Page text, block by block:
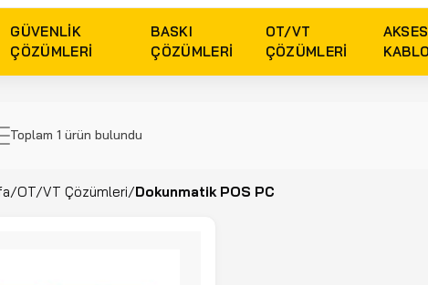
GÜVENLIK
ÇÖZÜMLERI
BASKI
ÇÖZÜMLERI
OT/VT
ÇÖZÜMLERI
Toplam 1 ürün bulundu
/OT/VT Çözümleri/Dokunmatik POS PC